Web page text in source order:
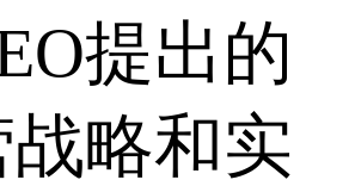
提出的
略和实